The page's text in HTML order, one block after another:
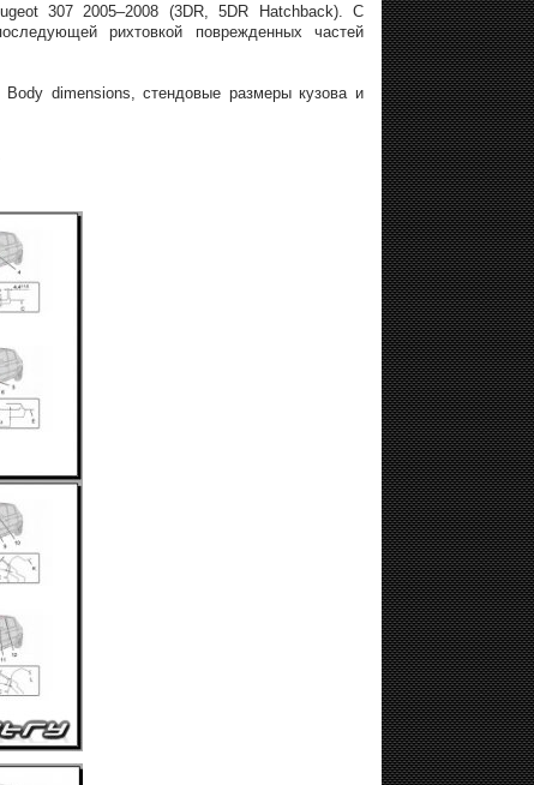
307 2005–2008 (3DR, 5DR Hatchback). С
рихтовкой поврежденных частей
dimensions, стендовые размеры кузова и